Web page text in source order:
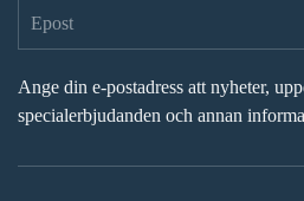
Ange din e-postadress att nyheter,
specialerbjudanden och annan